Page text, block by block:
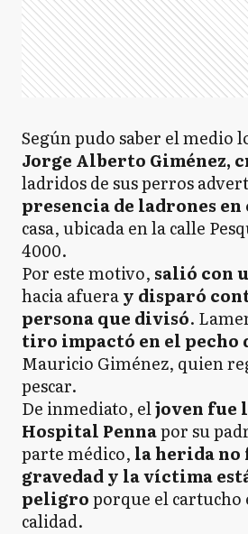
Según pudo saber el medio
Jorge Alberto Giménez,
ladridos de sus perros
presencia de ladrones
casa, ubicada en la calle
4000.
Por este motivo, salió con
hacia afueray disparó
persona que divisó.
tiro impactó en el pecho
Mauricio Giménez, quien
pescar.
De inmediato, eljoven fue
Hospital Pennapor su
parte médico, la herida no
gravedad y la víctima
peligroporque el cartucho
calidad.